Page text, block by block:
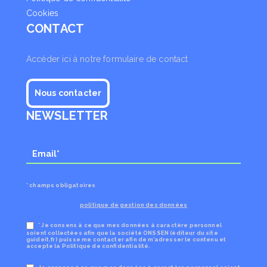
Cookies
CONTACT
Accéder ici à notre formulaire de contact
Nous contacter
NEWSLETTER
* champs obligatoires
politique de gestion des données
* Je consens à ce que mes données à caractère personnel
soient collectées afin que la société ONSSEN (éditeur du site
guideit.fr) puisse me contacter afin de m’adresser le contenu et
accepte la Politique de confidentialité.